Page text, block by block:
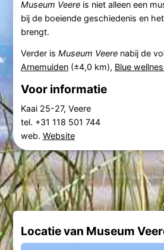
Museum Veereis niet alleen een
bij de boeiende geschiedenis en
brengt.
Verder is Museum Veerenabij de
Arnemuiden(±4,0 km), Blue
Voor informatie
Kaai 25-27, Veere
tel. +31 118 501 744
web. Website
Locatie van Museum